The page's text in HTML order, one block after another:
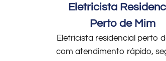
Eletricista
Perto de Mim
Eletricista residencial perto
com atendimento rápido,